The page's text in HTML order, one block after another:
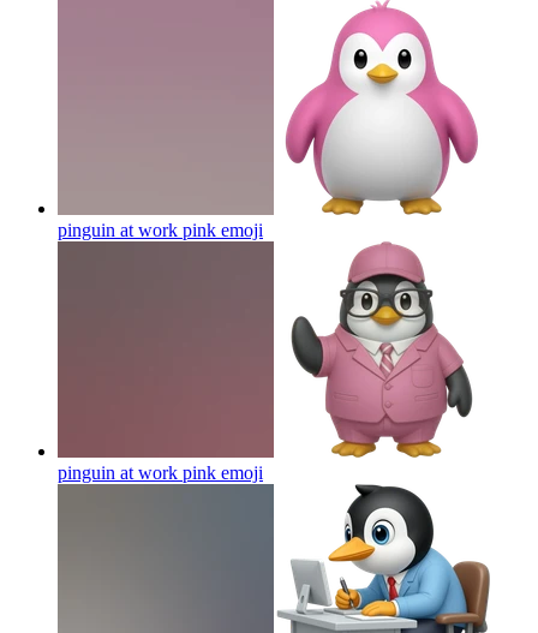
pinguin at work pink emoji
pinguin at work pink emoji